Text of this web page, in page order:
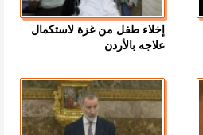
إخلاء طفل من غزة لاستكمال
علاجه بالأردن